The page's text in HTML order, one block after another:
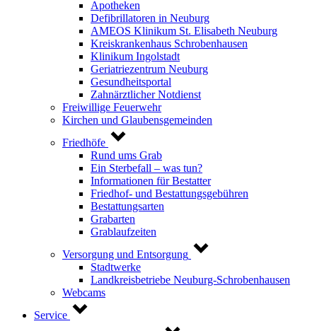
Apotheken
Defibrillatoren in Neuburg
AMEOS Klinikum St. Elisabeth Neuburg
Kreiskrankenhaus Schrobenhausen
Klinikum Ingolstadt
Geriatriezentrum Neuburg
Gesundheitsportal
Zahnärztlicher Notdienst
Freiwillige Feuerwehr
Kirchen und Glaubensgemeinden
Friedhöfe
Rund ums Grab
Ein Sterbefall – was tun?
Informationen für Bestatter
Friedhof- und Bestattungsgebühren
Bestattungsarten
Grabarten
Grablaufzeiten
Versorgung und Entsorgung
Stadtwerke
Landkreisbetriebe Neuburg-Schrobenhausen
Webcams
Service